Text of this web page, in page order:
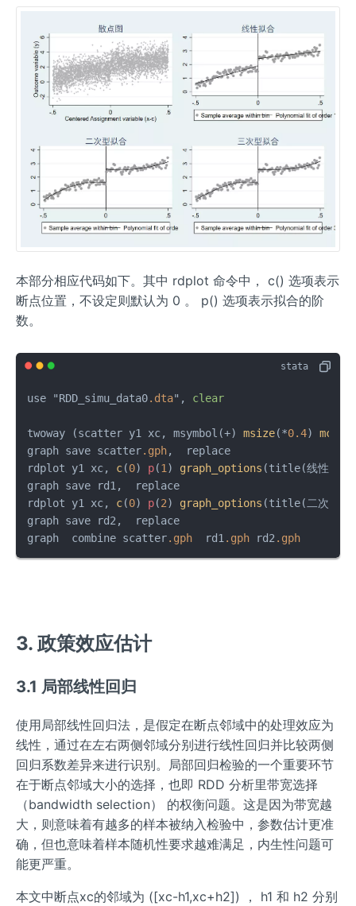
本部分相应代码如下。其中 rdplot 命令中， c() 选项表示
断点位置，不设定则默认为 0 。 p() 选项表示拟合的阶
数。
use "RDD_simu_data0.dta", clear
twoway (scatter y1 xc, msymbol(+) msize(*0.4)
graph save scatter.gph,  replace
rdplot y1 xc, c(0) p(1 ) graph_options (title(线性拟
graph save rd1,  replace
rdplot y1 xc, c(0) p(2) graph_options (title(二次型拟
graph save rd2,  replace
graph  combine scatter.gph
  rd1
.gph rd2 .gph
3. 政策效应估计
3.1 局部线性回归
使用局部线性回归法，是假定在断点邻域中的处理效应为
线性，通过在左右两侧邻域分别进行线性回归并比较两侧
回归系数差异来进行识别。局部回归检验的一个重要环节
在于断点邻域大小的选择，也即 RDD 分析里带宽选择
（bandwidth selection） 的权衡问题。这是因为带宽越
大，则意味着有越多的样本被纳入检验中，参数估计更准
确，但也意味着样本随机性要求越难满足，内生性问题可
能更严重。
本文中断点xc的邻域为 ([xc-h1,xc+h2]) ， h1 和 h2 分别